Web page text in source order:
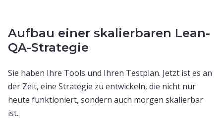
Aufbau einer skalierbaren Lean-
QA-Strategie
Sie haben Ihre Tools und Ihren Testplan. Jetzt ist es an
der Zeit, eine Strategie zu entwickeln, die nicht nur
heute funktioniert, sondern auch morgen skalierbar
ist.